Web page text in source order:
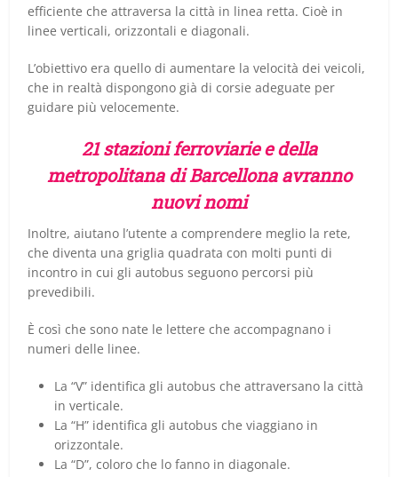
efficiente che attraversa la città in linea retta. Cioè in
linee verticali, orizzontali e diagonali.
L’obiettivo era quello di aumentare la velocità dei veicoli,
che in realtà dispongono già di corsie adeguate per
guidare più velocemente.
21 stazioni ferroviarie e della
metropolitana di Barcellona avranno
nuovi nomi
Inoltre, aiutano l’utente a comprendere meglio la rete,
che diventa una griglia quadrata con molti punti di
incontro in cui gli autobus seguono percorsi più
prevedibili.
È così che sono nate le lettere che accompagnano i
numeri delle linee.
La “V” identifica gli autobus che attraversano la città
in verticale.
La “H” identifica gli autobus che viaggiano in
orizzontale.
La “D”, coloro che lo fanno in diagonale.